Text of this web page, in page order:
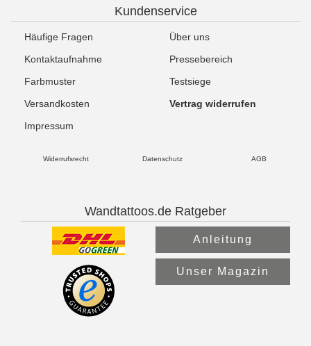
Kundenservice
Häufige Fragen
Über uns
Kontaktaufnahme
Pressebereich
Farbmuster
Testsiege
Versandkosten
Vertrag widerrufen
Impressum
Widerrufsrecht Datenschutz AGB
Wandtattoos.de Ratgeber
Anleitung
Unser Magazin